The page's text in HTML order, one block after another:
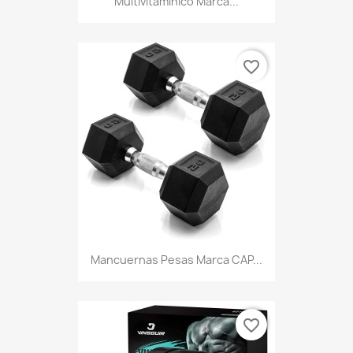
Mancuernas Pesas Marca CAP...
favorite_border
favorite_border